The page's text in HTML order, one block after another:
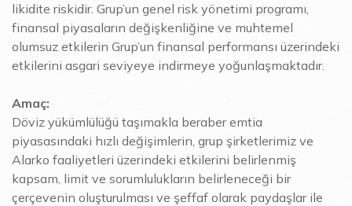
likidite riskidir. Grup’un genel risk yönetimi programı,
finansal piyasaların değişkenliğine ve muhtemel
olumsuz etkilerin Grup’un finansal performansı üzerindeki
etkilerini asgari seviyeye indirmeye yoğunlaşmaktadır.
Amaç:
Döviz yükümlülüğü taşımakla beraber emtia
piyasasındaki hızlı değişimlerin, grup şirketlerimiz ve
Alarko faaliyetleri üzerindeki etkilerini belirlenmiş
kapsam, limit ve sorumlulukların belirleneceği bir
çerçevenin oluşturulması ve şeffaf olarak paydaşlar ile